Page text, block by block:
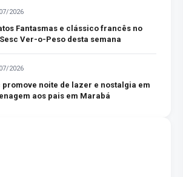
2026
Fantasmas e clássico francês no
Ver-o-Peso desta semana
2026
promove noite de lazer e nostalgia em
aos pais em Marabá